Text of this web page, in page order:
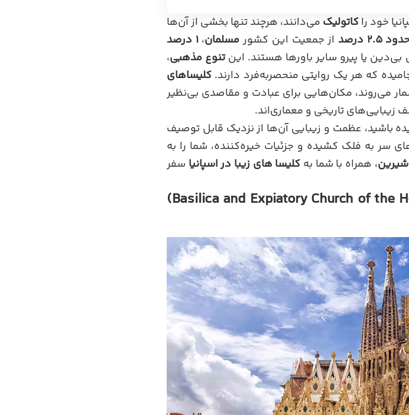
خود راکاتولیک می‌دانند، هرچند تنها بخشی از آن‌ها
۲.۵ درصد از جمعیت این کشور مسلمان،۱ درصد
بی‌دین یا پیرو سایر باورها هستند. اینتنوع مذهبی،
که هر یک روایتی منحصربه‌فرد دارند. کلیساهای
می‌روند، مکان‌هایی برای عبادت و مقاصدی بی‌نظیر
زیبایی‌های تاریخی و معماری‌اند.
باشید، عظمت و زیبایی آن‌ها از نزدیک قابل توصیف
سر به فلک کشیده و جزئیات خیره‌کننده، شما را به
، همراه با شما به کلیسا های زیبا در اسپانیا سفر
۱. کلیسای ساگرادا فامیلیا (Basilica and Expiatory Church of the Holy Family)